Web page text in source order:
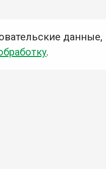
данные,
.